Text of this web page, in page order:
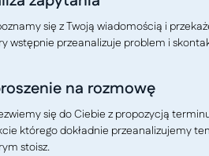
się z Twoją wiadomością i
wstępnie przeanalizuje problem i
na rozmowę
się do Ciebie z propozycją
którego dokładnie przeanalizujemy
stoisz.